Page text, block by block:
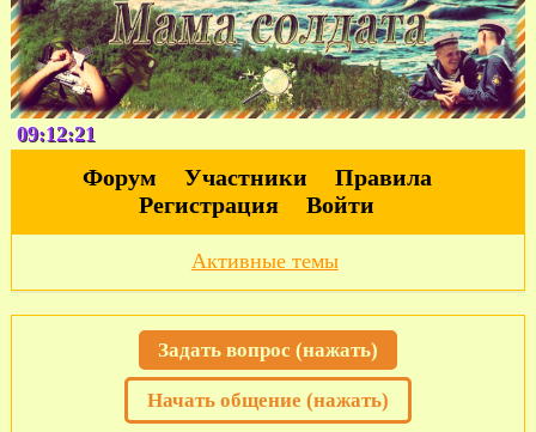
09:12:21
Форум Участники
Правила
Регистрация
Войти
Активные темы
Задать вопрос (нажать)
Начать общение (нажать)